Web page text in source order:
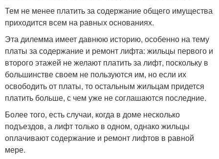
Тем не менее платить за содержание общего имущества
приходится всем на равных основаниях.
Эта дилемма имеет давнюю историю, особенно на тему
платы за содержание и ремонт лифта: жильцы первого и
второго этажей не желают платить за лифт, поскольку в
большинстве своем не пользуются им, но если их
освободить от платы, то остальным жильцам придется
платить больше, с чем уже не соглашаются последние.
Более того, есть случаи, когда в доме несколько
подъездов, а лифт только в одном, однако жильцы
оплачивают содержание и ремонт лифтов в равной
мере.